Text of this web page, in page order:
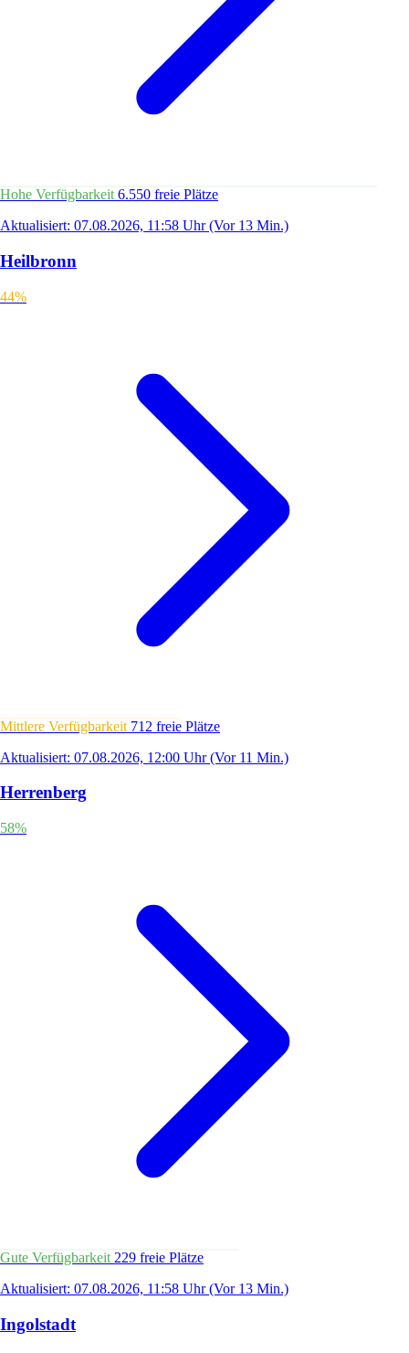
Hohe Verfügbarkeit 6.550 freie Plätze
Aktualisiert: 07.08.2026, 11:58 Uhr(Vor 13 Min.)
Heilbronn
44%
Mittlere Verfügbarkeit 712 freie Plätze
Aktualisiert: 07.08.2026, 12:00 Uhr(Vor 11 Min.)
Herrenberg
58%
Gute Verfügbarkeit 229 freie Plätze
Aktualisiert: 07.08.2026, 11:58 Uhr(Vor 13 Min.)
Ingolstadt